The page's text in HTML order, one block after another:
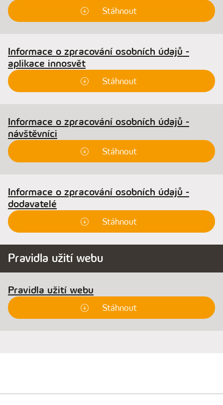
Stáhnout
Informace o zpracování osobních údajů -
aplikace innosvět
Stáhnout
Informace o zpracování osobních údajů -
návštěvníci
Stáhnout
Informace o zpracování osobních údajů -
dodavatelé
Stáhnout
Pravidla užití webu
Pravidla užití webu
Stáhnout